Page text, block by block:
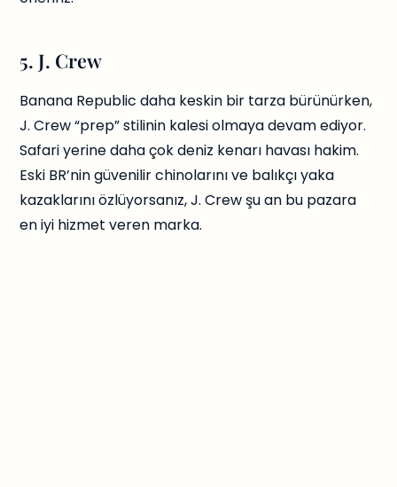
5. J. Crew
Banana Republic daha keskin bir tarza bürünürken,
J. Crew “prep” stilinin kalesi olmaya devam ediyor.
Safari yerine daha çok deniz kenarı havası hakim.
Eski BR’nin güvenilir chinolarını ve balıkçı yaka
kazaklarını özlüyorsanız, J. Crew şu an bu pazara
en iyi hizmet veren marka.